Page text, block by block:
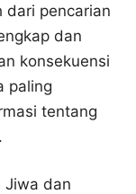
dari pencarian
dan
konsekuensi
paling
tentang
Jiwa dan